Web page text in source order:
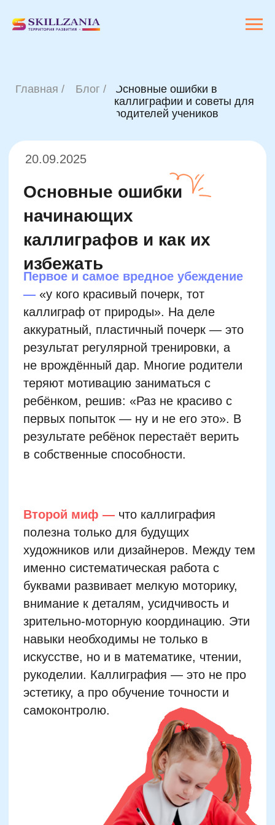
Основные ошибки
начинающих
избежать
Первое и самое вредное убеждение
каллиграф от природы». На деле
аккуратный, пластичный почерк — это
результат регулярной тренировки, а
не врождённый дар. Многие родители
теряют мотивацию заниматься с
первых попыток — ну и не его это». В
результате ребёнок перестаёт верить
в собственные способности.
Второй миф — что каллиграфия
полезна только для будущих
художников или дизайнеров. Между тем
именно систематическая работа с
буквами развивает мелкую моторику,
внимание к деталям, усидчивость и
зрительно-моторную координацию. Эти
навыки необходимы не только в
самоконтролю.
Слишком сильное нажатие на
Неправильный захват пишущего
Почему у начинающих
каллиграфов часто устаёт
рука и как это исправить